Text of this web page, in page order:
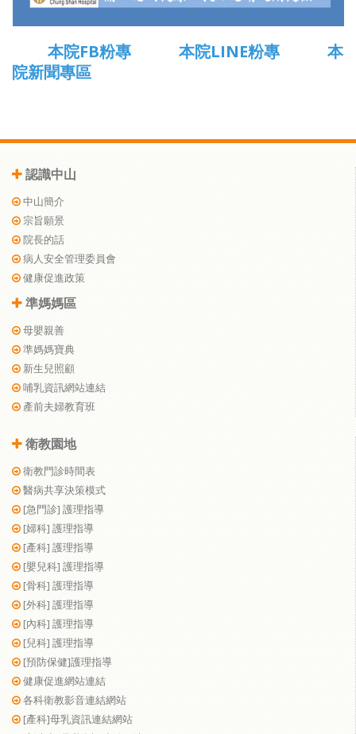
本院FB粉專 本院LINE粉專
本
院新聞專區
認識中山
中山簡介
宗旨願景
院長的話
病人安全管理委員會
健康促進政策
準媽媽區
母嬰親善
準媽媽寶典
新生兒照顧
哺乳資訊網站連結
產前夫婦教育班
衛教園地
衛教門診時間表
醫病共享決策模式
[急門診] 護理指導
[婦科] 護理指導
[產科] 護理指導
[嬰兒科] 護理指導
[骨科] 護理指導
[外科] 護理指導
[內科] 護理指導
[兒科] 護理指導
[預防保健]護理指導
健康促進網站連結
各科衛教影音連結網站
[產科]母乳資訊連結網站